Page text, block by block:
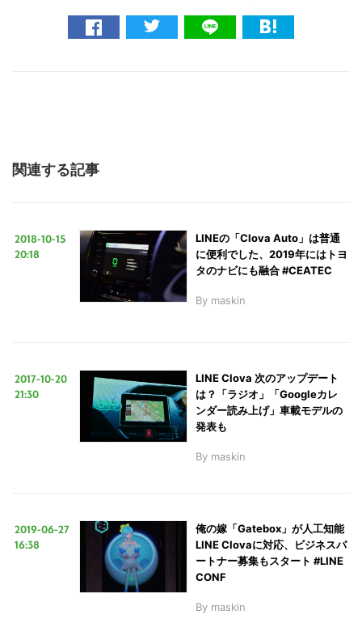
関連する記事
2018-10-15
20:18
LINEの「Clova Auto」は普通
に便利でした、2019年にはトヨ
タのナビにも融合 #CEATEC
By maskin
2017-10-20
21:30
LINE Clova 次のアップデート
は？「ラジオ」「Googleカレ
ンダー読み上げ」車載モデルの
発表も
By maskin
2019-06-27
16:38
俺の嫁「Gatebox」が人工知能
LINE Clovaに対応、ビジネスパ
ートナー募集もスタート #LINE
CONF
By maskin
を
す
る